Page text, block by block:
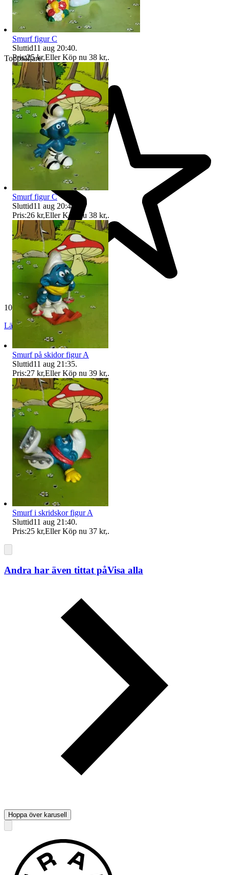
Toppsäljare
10 801 omdömen
Läs omdömen Följ
Smurf figur C
Sluttid11 aug 20:40.
Pris:25 kr,Eller Köp nu 38 kr,.
Smurf figur C
Sluttid11 aug 20:49
Pris:26 kr,Eller Köp nu 38 kr,.
Smurf på skidor figur A
Sluttid11 aug 21:35.
Pris:27 kr,Eller Köp nu 39 kr,.
Smurf i skridskor figur A
Sluttid11 aug 21:40.
Pris:25 kr,Eller Köp nu 37 kr,.
Andra har även tittat påVisa alla
Hoppa över karusell